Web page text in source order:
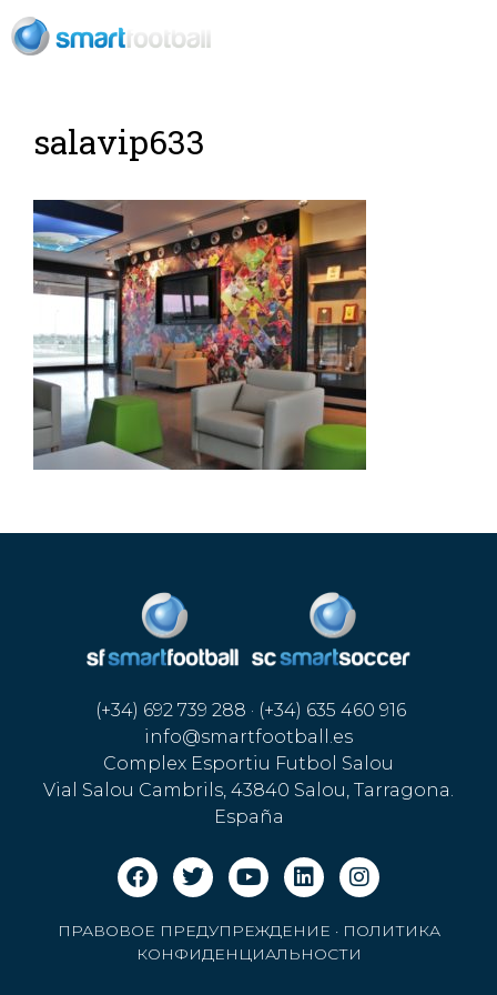
salavip633
(+34) 692 739 288 · (+34) 635 460 916
info@smartfootball.es
Complex Esportiu Futbol Salou
Vial Salou Cambrils, 43840 Salou, Tarragona.
España
ПРАВОВОЕ ПРЕДУПРЕЖДЕНИЕ · ПОЛИТИКА
КОНФИДЕНЦИАЛЬНОСТИ